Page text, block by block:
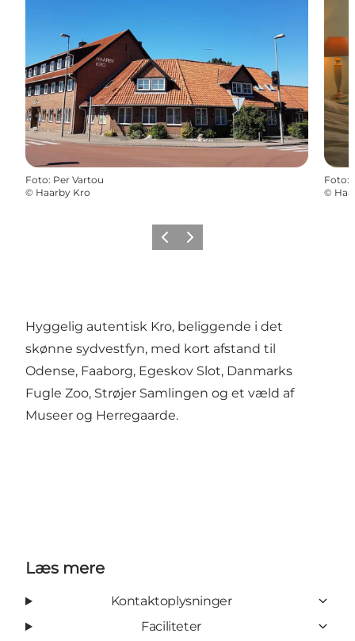
Foto: Per Vartou
© Haarby Kro
Foto:
©
ForrigeNæste
Hyggelig autentisk Kro, beliggende i det
skønne sydvestfyn, med kort afstand til
Odense, Faaborg, Egeskov Slot, Danmarks
Fugle Zoo, Strøjer Samlingen og et væld af
Museer og Herregaarde.
Læs mere
Kontaktoplysninger
Faciliteter